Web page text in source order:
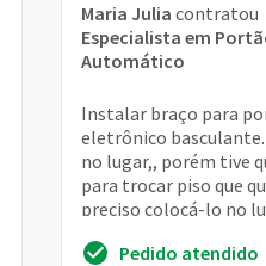
Maria Julia contratou
Especialista em
Automático
Instalar braço para
eletrônico basculante.
no lugar,, porém tive
para trocar piso que
preciso colocá-lo no
Pedido atendido